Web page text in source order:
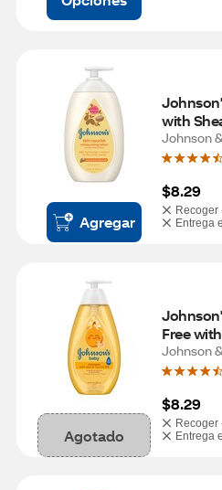
Agregar
with
OZ
Johnson
$8.29
Recoger
Entrega
Agotado
Free
oz
Johnson
$8.29
Recoger
Entrega